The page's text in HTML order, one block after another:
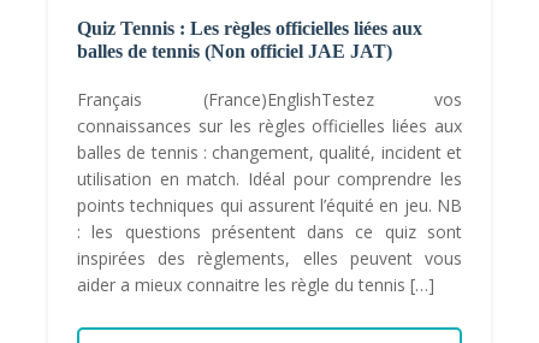
Quiz Tennis : Les règles officielles liées aux
balles de tennis (Non officiel JAE JAT)
Français (France)EnglishTestez vos
connaissances sur les règles officielles liées aux
balles de tennis : changement, qualité, incident et
utilisation en match. Idéal pour comprendre les
points techniques qui assurent l’équité en jeu. NB
: les questions présentent dans ce quiz sont
inspirées des règlements, elles peuvent vous
aider a mieux connaitre les règle du tennis […]